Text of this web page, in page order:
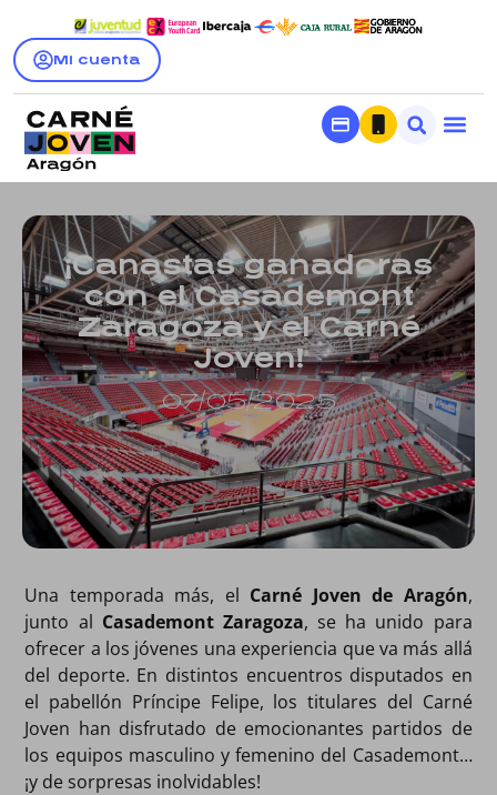
Mi cuenta
¡Canastas ganadoras
con el Casademont
Zaragoza y el Carné
Joven!
07/05/2025
Una temporada más, el Carné Joven de Aragón,
junto al Casademont Zaragoza, se ha unido para
ofrecer a los jóvenes una experiencia que va más allá
del deporte. En distintos encuentros disputados en
el pabellón Príncipe Felipe, los titulares del Carné
Joven han disfrutado de emocionantes partidos de
los equipos masculino y femenino del Casademont…
¡y de sorpresas inolvidables!